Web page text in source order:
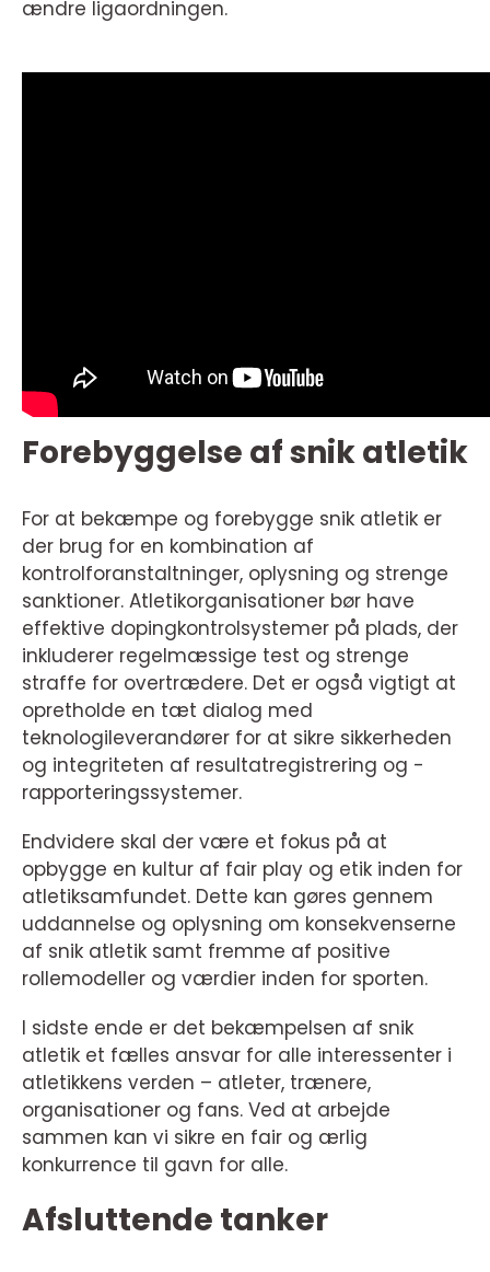
ændre ligaordningen.
Forebyggelse af snik atletik
For at bekæmpe og forebygge snik atletik er
der brug for en kombination af
kontrolforanstaltninger, oplysning og strenge
sanktioner. Atletikorganisationer bør have
effektive dopingkontrolsystemer på plads, der
inkluderer regelmæssige test og strenge
straffe for overtrædere. Det er også vigtigt at
opretholde en tæt dialog med
teknologileverandører for at sikre sikkerheden
og integriteten af resultatregistrering og -
rapporteringssystemer.
Endvidere skal der være et fokus på at
opbygge en kultur af fair play og etik inden for
atletiksamfundet. Dette kan gøres gennem
uddannelse og oplysning om konsekvenserne
af snik atletik samt fremme af positive
rollemodeller og værdier inden for sporten.
I sidste ende er det bekæmpelsen af snik
atletik et fælles ansvar for alle interessenter i
atletikkens verden – atleter, trænere,
organisationer og fans. Ved at arbejde
sammen kan vi sikre en fair og ærlig
konkurrence til gavn for alle.
Afsluttende tanker